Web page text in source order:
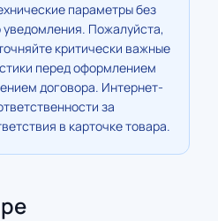
параметры без
уведомления. Пожалуйста,
критически важные
перед оформлением
договора. Интернет-
за
в карточке товара.